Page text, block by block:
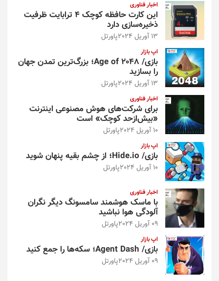
اخبار فناوری
این کارت حافظه کوچک ۴ ترابایت ظرفیت
ذخیره‌سازی دارد
13 آوریل 2024 پاورتل
اپ بازار
بازی/ Age of 2048؛ بزرگ‌ترین تمدن جهان
را بسازید
13 آوریل 2024 پاورتل
اخبار فناوری
برای شرکت‌های هوش مصنوعی اینترنت
«بیش‌از‌حد کوچک» است
10 آوریل 2024 پاورتل
اپ بازار
بازی/ Hide.io؛ از چشم بقیه پنهان شوید
10 آوریل 2024 پاورتل
اخبار فناوری
با ماسک هوشمند سامسونگ دیگر نگران
آلودگی هوا نباشید
09 آوریل 2024 پاورتل
اپ بازار
بازی/ Agent Dash؛ سکه‌ها را جمع کنید
09 آوریل 2024 پاورتل